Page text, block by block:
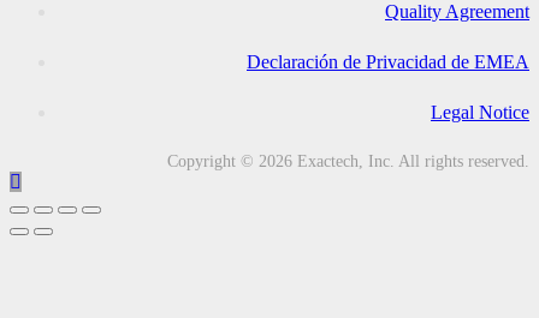
Quality Agreement
Declaración de Privacidad de EMEA
Legal Notice
Copyright © 2026 Exactech, Inc. All rights reserved.